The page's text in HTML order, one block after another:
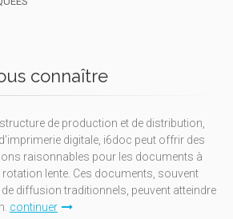
connaître
de production et de distribution,
digitale, i6doc peut offrir des
raisonnables pour les documents à
lente. Ces documents, souvent
diffusion traditionnels, peuvent atteindre
continuer